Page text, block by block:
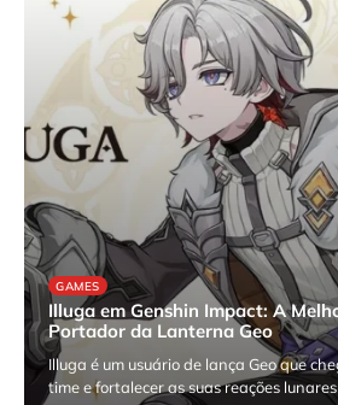
GAMES
Illuga em Genshin Impact: A
Portador da Lanterna Geo
Illuga é um usuário de lança Geo que
time e fortalecer as suas reações lunares